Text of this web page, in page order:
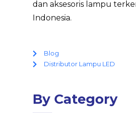
dan aksesoris lampu
Indonesia.
Blog
Distributor Lampu LED
By Category